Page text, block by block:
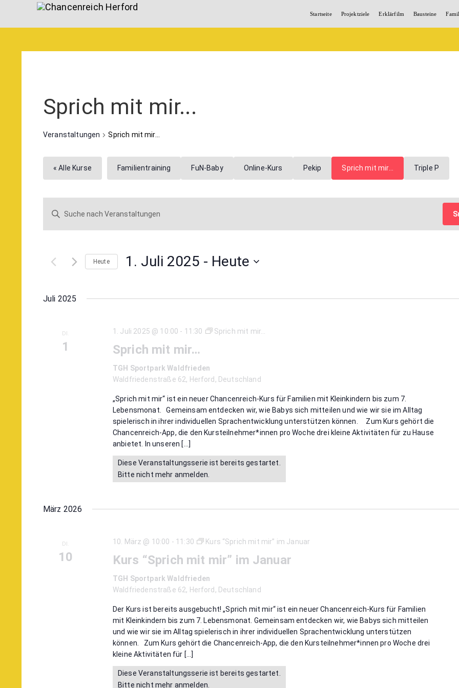
Startseite Projektziele Erklärfilm Bausteine
Sprich mit mir...
Veranstaltungen Sprich mit mir...
« Alle Kurse Familientraining FuN-Baby Online-Kurs Pekip Sprich mit mir… Triple P
Veranstaltungen
Suche
Ansichten,
Bitte
nach
Schlüsselwort.
Heute 1. Juli 2025 - Heute
Juli 2025
DI.
1
1. Juli 2025 @ 10:00 - 11:30 Sprich mit mir…
Sprich mit mir…
TGH Sportpark Waldfrieden
Waldfriedenstraße 62, Herford, Deutschland
„Sprich mit mir“ ist ein neuer Chancenreich-Kurs für Familien mit Kleinkindern bis zum 7.
Lebensmonat. Gemeinsam entdecken wir, wie Babys sich mitteilen und wie wir sie im Alltag
spielerisch in ihrer individuellen Sprachentwicklung unterstützen können. Zum Kurs gehört die
Chancenreich-App, die den Kursteilnehmer*innen pro Woche drei kleine Aktivitäten für zu Hause
anbietet. In unseren […]
Diese Veranstaltungsserie ist bereits gestartet.
Bitte nicht mehr anmelden.
März 2026
DI.
10
10. März @ 10:00 - 11:30 Kurs “Sprich mit mir” im Januar
Kurs “Sprich mit mir” im Januar
TGH Sportpark Waldfrieden
Waldfriedenstraße 62, Herford, Deutschland
Der Kurs ist bereits ausgebucht! „Sprich mit mir“ ist ein neuer Chancenreich-Kurs für Familien
mit Kleinkindern bis zum 7. Lebensmonat. Gemeinsam entdecken wir, wie Babys sich mitteilen
und wie wir sie im Alltag spielerisch in ihrer individuellen Sprachentwicklung unterstützen
können. Zum Kurs gehört die Chancenreich-App, die den Kursteilnehmer*innen pro Woche drei
kleine Aktivitäten für […]
Diese Veranstaltungsserie ist bereits gestartet.
Bitte nicht mehr anmelden.